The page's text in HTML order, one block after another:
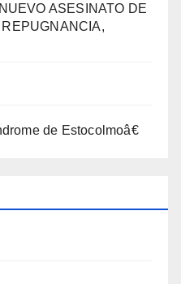
ASESINATO DE
de Estocolmoâ€